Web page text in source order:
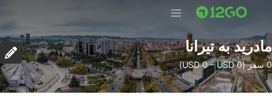
مادرید به تیرانا
0 سفر (USD 0 – USD 0)